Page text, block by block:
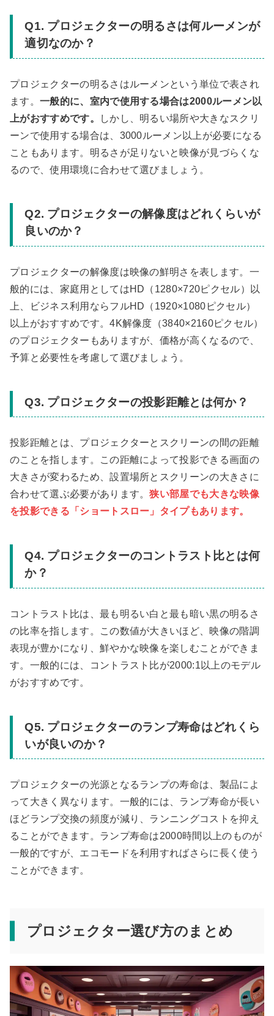
Q1. プロジェクターの明るさは何ルーメンが
適切なのか？
プロジェクターの明るさはルーメンという単位で表され
ます。 一般的に、室内で使用する場合は2000ルーメン以
上がおすすめです。
しかし、明るい場所や大きなスクリ
ーンで使用する場合は、3000ルーメン以上が必要になる
こともあります。明るさが足りないと映像が見づらくな
るので、使用環境に合わせて選びましょう。
Q2. プロジェクターの解像度はどれくらいが
良いのか？
プロジェクターの解像度は映像の鮮明さを表します。一
般的には、家庭用としてはHD（1280×720ピクセル）以
上、ビジネス利用ならフルHD（1920×1080ピクセル）
以上がおすすめです。4K解像度（3840×2160ピクセル）
のプロジェクターもありますが、価格が高くなるので、
予算と必要性を考慮して選びましょう。
Q3. プロジェクターの投影距離とは何か？
投影距離とは、プロジェクターとスクリーンの間の距離
のことを指します。この距離によって投影できる画面の
大きさが変わるため、設置場所とスクリーンの大きさに
合わせて選ぶ必要があります。狭い部屋でも大きな映像
を投影できる「ショートスロー」タイプもあります。
Q4. プロジェクターのコントラスト比とは何
か？
コントラスト比は、最も明るい白と最も暗い黒の明るさ
の比率を指します。この数値が大きいほど、映像の階調
表現が豊かになり、鮮やかな映像を楽しむことができま
す。一般的には、コントラスト比が2000:1以上のモデル
がおすすめです。
Q5. プロジェクターのランプ寿命はどれくら
いが良いのか？
プロジェクターの光源となるランプの寿命は、製品によ
って大きく異なります。一般的には、ランプ寿命が長い
ほどランプ交換の頻度が減り、ランニングコストを抑え
ることができます。ランプ寿命は2000時間以上のものが
一般的ですが、エコモードを利用すればさらに長く使う
ことができます。
プロジェクター選び方のまとめ